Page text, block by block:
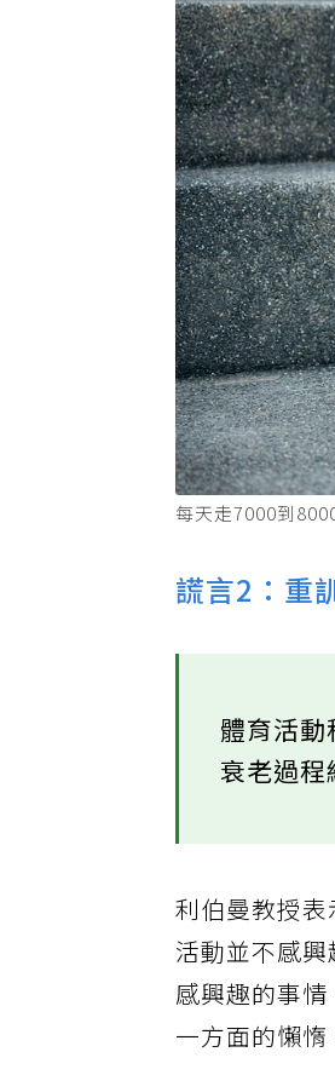
每天走7000到
謊言2：重
體育活
衰老過程
利伯曼教授
活動並不感
感興趣的事
一方面的懶